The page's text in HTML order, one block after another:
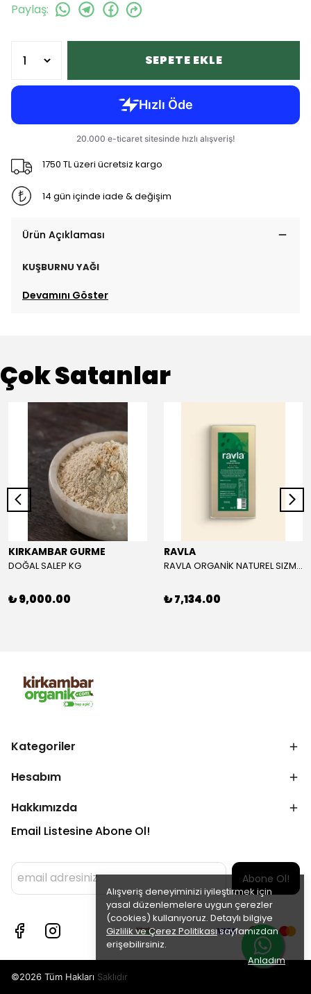
Alışveriş deneyiminizi iyileştirmek için
yasal düzenlemelere uygun çerezler
(cookies) kullanıyoruz. Detaylı bilgiye
Gizlilik ve Çerez Politikasısayfamızdan
erişebilirsiniz.
Anladım
Paylaş:
SEPETE EKLE
1750 TL üzeri ücretsiz kargo
14 gün içinde iade & değişim
Ürün Açıklaması
KUŞBURNU YAĞI
Devamını Göster
Çok Satanlar
KIRKAMBAR GURME
DOĞAL SALEP KG
₺ 9,000.00
RAVLA
RAVLA ORGANİK NATUREL SIZMA ZEYTİNYAĞI 5L
₺ 7,134.00
Kategoriler
Hesabım
Hakkımızda
Email Listesine Abone Ol!
Abone Ol!
©2026 Tüm Hakları Saklıdır